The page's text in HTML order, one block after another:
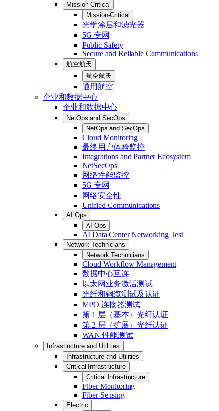
Mission-Critical
Mission-Critical
光学涂层和滤光器
5G 专网
Public Safety
Secure and Reliable Communications
航空航天
航空航天
通用航空
企业和数据中心
企业和数据中心
NetOps and SecOps
NetOps and SecOps
Cloud Monitoring
最终用户体验监控
Integrations and Partner Ecosystem
NetSecOps
网络性能监控
5G 专网
网络安全性
Unified Communications
AI Ops
AI Ops
AI Data Center Networking Test
Network Technicians
Network Technicians
Cloud Workflow Management
数据中心互连
以太网业务激活测试
光纤和铜缆测试及认证
MPO 连接器测试
第 1 层（基本）光纤认证
第 2 层（扩展）光纤认证
WAN 性能测试
Infrastructure and Utilities
Infrastructure and Utilities
Critical Infrastructure
Critical Infrastructure
Fiber Monitoring
Fiber Sensing
Electric